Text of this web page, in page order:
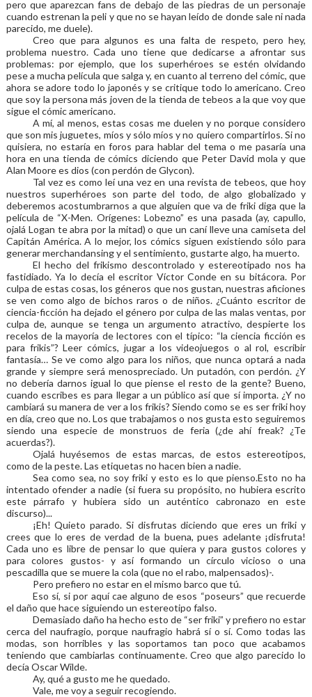
pero que aparezcan fans de debajo de las piedras de un personaje
cuando estrenan la peli y que no se hayan leído de donde sale ni nada
parecido, me duele).
Creo que para algunos es una falta de respeto, pero hey,
problema nuestro. Cada uno tiene que dedicarse a afrontar sus
problemas: por ejemplo, que los superhéroes se estén olvidando
pese a mucha película que salga y, en cuanto al terreno del cómic, que
ahora se adore todo lo japonés y se critique todo lo americano. Creo
que soy la persona más joven de la tienda de tebeos a la que voy que
sigue el cómic americano.
A mí, al menos, estas cosas me duelen y no porque considero
que son mis juguetes, míos y sólo míos y no quiero compartirlos. Si no
quisiera, no estaría en foros para hablar del tema o me pasaría una
hora en una tienda de cómics diciendo que Peter David mola y que
Alan Moore es dios (con perdón de Glycon).
Tal vez es como leí una vez en una revista de tebeos, que hoy
nuestros superhéroes son parte del todo, de algo globalizado y
deberemos acostumbrarnos a que alguien que va de friki diga que la
película de “X-Men. Orígenes: Lobezno” es una pasada (ay, capullo,
ojalá Logan te abra por la mitad) o que un caní lleve una camiseta del
Capitán América. A lo mejor, los cómics siguen existiendo sólo para
generar merchandansing y el sentimiento, gustarte algo, ha muerto.
El hecho del frikismo descontrolado y estereotipado nos ha
fastidiado. Ya lo decía el escritor Víctor Conde en su bitácora. Por
culpa de estas cosas, los géneros que nos gustan, nuestras aficiones
se ven como algo de bichos raros o de niños. ¿Cuánto escritor de
ciencia-ficción ha dejado el género por culpa de las malas ventas, por
culpa de, aunque se tenga un argumento atractivo, despierte los
recelos de la mayoría de lectores con el típico: “la ciencia ficción es
para frikis”? Leer cómics, jugar a los videojuegos o al rol, escribir
fantasía… Se ve como algo para los niños, que nunca optará a nada
grande y siempre será menospreciado. Un putadón, con perdón. ¿Y
no debería darnos igual lo que piense el resto de la gente? Bueno,
cuando escribes es para llegar a un público así que sí importa. ¿Y no
cambiará su manera de ver a los frikis? Siendo como se es ser friki hoy
en día, creo que no. Los que trabajamos o nos gusta esto seguiremos
siendo una especie de monstruos de feria (¿de ahí freak? ¿Te
acuerdas?).
Ojalá huyésemos de estas marcas, de estos estereotipos,
como de la peste. Las etiquetas no hacen bien a nadie.
Sea como sea, no soy friki y esto es lo que pienso.Esto no ha
intentado ofender a nadie (si fuera su propósito, no hubiera escrito
este párrafo y hubiera sido un auténtico cabronazo en este
discurso)...
¡Eh! Quieto parado. Si disfrutas diciendo que eres un friki y
crees que lo eres de verdad de la buena, pues adelante ¡disfruta!
Cada uno es libre de pensar lo que quiera y para gustos colores y
para colores gustos- y así formando un círculo vicioso o una
pescadilla que se muere la cola (que no el rabo, malpensados)-.
Pero prefiero no estar en el mismo barco que tú.
Eso sí, si por aquí cae alguno de esos “poseurs” que recuerde
el daño que hace siguiendo un estereotipo falso.
Demasiado daño ha hecho esto de “ser friki” y prefiero no estar
cerca del naufragio, porque naufragio habrá sí o sí. Como todas las
modas, son horribles y las soportamos tan poco que acabamos
teniendo que cambiarlas continuamente. Creo que algo parecido lo
decía Oscar Wilde.
Ay, qué a gusto me he quedado.
Vale, me voy a seguir recogiendo.